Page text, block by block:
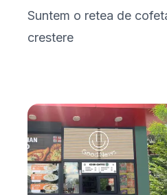
Suntem o retea de
crestere